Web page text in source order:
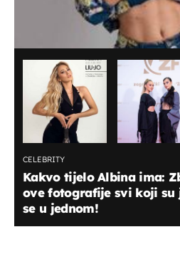
CELEBRITY
Kakvo tijelo Albina ima:
ove fotografije svi koji su
se u jednom!